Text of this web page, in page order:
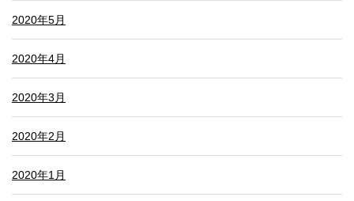
2020年5月
2020年4月
2020年3月
2020年2月
2020年1月